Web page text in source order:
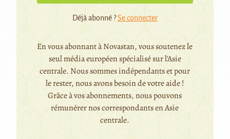
Déjà abonné ?Se connecter
En vous abonnant à Novastan, vous soutenez le
seul média européen spécialisé sur l'Asie
centrale. Nous sommes indépendants et pour
le rester, nous avons besoin de votre aide !
Grâce à vos abonnements, nous pouvons
rémunérer nos correspondants en Asie
centrale.